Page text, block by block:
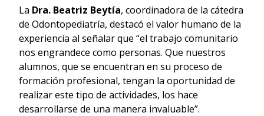
La Dra. Beatriz Beytía, coordinadora de la cátedra
de Odontopediatría, destacó el valor humano de la
experiencia al señalar que “el trabajo comunitario
nos engrandece como personas. Que nuestros
alumnos, que se encuentran en su proceso de
formación profesional, tengan la oportunidad de
realizar este tipo de actividades, los hace
desarrollarse de una manera invaluable”.